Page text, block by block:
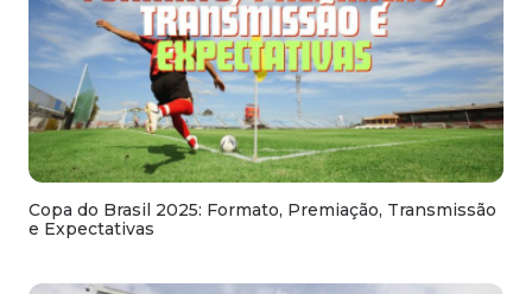
Copa do Brasil 2025: Formato, Premiação, Transmissão
e Expectativas